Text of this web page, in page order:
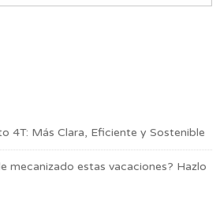
4T: Más Clara, Eficiente y Sostenible
mecanizado estas vacaciones? Hazlo